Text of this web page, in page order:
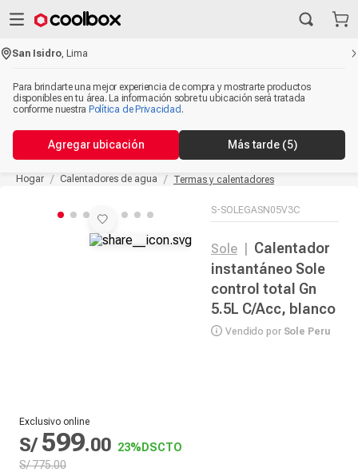
San Isidro ,Lima
Para brindarte una mejor experiencia de compra y mostrarte productos
disponibles en tu área. La información sobre tu ubicación será tratada
conforme nuestra Política de Privacidad .
Agregar ubicación Más tarde (5)
Hogar Calentadores de agua Termas y calentadores
S-SOLEGASN05V3C
Sole
Calentador
instantáneo Sole
control total Gn
5.5L C/Acc, blanco
Vendido por Sole Peru
Exclusivo online
S/ 599.00 23% DSCTO
S/775.00